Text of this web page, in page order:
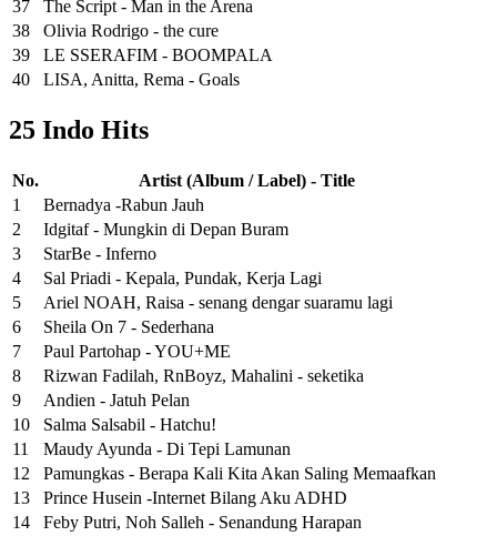
37
The Script - Man in the Arena
38
Olivia Rodrigo - the cure
39
LE SSERAFIM - BOOMPALA
40
LISA, Anitta, Rema - Goals
25 Indo Hits
No.
Artist (Album / Label) - Title
1
Bernadya -Rabun Jauh
2
Idgitaf - Mungkin di Depan Buram
3
StarBe - Inferno
4
Sal Priadi - Kepala, Pundak, Kerja Lagi
5
Ariel NOAH, Raisa - senang dengar suaramu lagi
6
Sheila On 7 - Sederhana
7
Paul Partohap - YOU+ME
8
Rizwan Fadilah, RnBoyz, Mahalini - seketika
9
Andien - Jatuh Pelan
10
Salma Salsabil - Hatchu!
11
Maudy Ayunda - Di Tepi Lamunan
12
Pamungkas - Berapa Kali Kita Akan Saling Memaafkan
13
Prince Husein -Internet Bilang Aku ADHD
14
Feby Putri, Noh Salleh - Senandung Harapan